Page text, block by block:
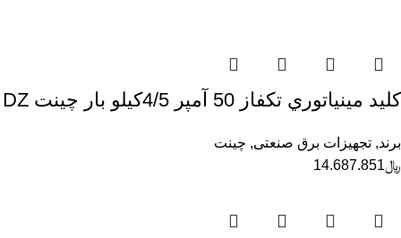
كليد مينياتوري تكفاز 50 آمپر 4/5كيلو بار چينت DZ
برند, تجهیزات برق صنعتی, چینت
﷼14.687.851